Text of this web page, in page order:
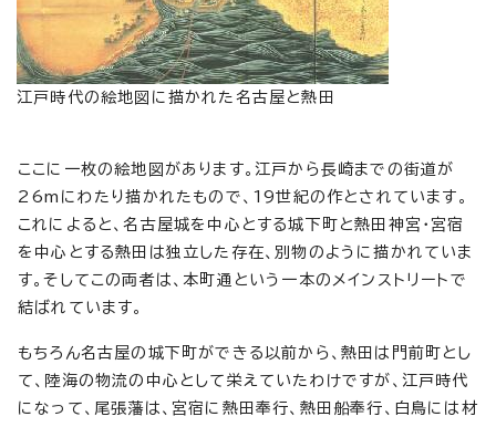
江戸時代の絵地図に描かれた名古屋と熱田
ここに一枚の絵地図があります。江戸から長崎までの街道が
26mにわたり描かれたもので、19世紀の作とされています。
これによると、名古屋城を中心とする城下町と熱田神宮・宮宿
を中心とする熱田は独立した存在、別物のように描かれていま
す。そしてこの両者は、本町通という一本のメインストリートで
結ばれています。
もちろん名古屋の城下町ができる以前から、熱田は門前町とし
て、陸海の物流の中心として栄えていたわけですが、江戸時代
になって、尾張藩は、宮宿に熱田奉行、熱田船奉行、白鳥には材